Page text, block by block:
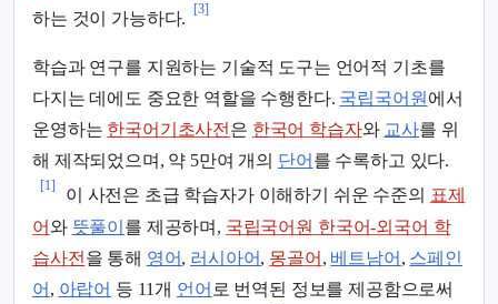
하는 것이 가능하다.
[3]
학습과 연구를 지원하는 기술적 도구는 언어적 기초를
다지는 데에도 중요한 역할을 수행한다. 국립국어원 에서
운영하는 한국어기초사전 은 한국어 학습자와 교사를 위
해 제작되었으며, 약 5만여 개의 단어 를 수록하고 있다.
[1]
이 사전은 초급 학습자가 이해하기 쉬운 수준의 표제
어 와 뜻풀이 를 제공하며, 국립국어원 한국어-외국어 학
습사전 을 통해 영어, 러시아어, 몽골어 , 베트남어 , 스페인
어 , 아랍어 등 11개 언어 로 번역된 정보를 제공함으로써